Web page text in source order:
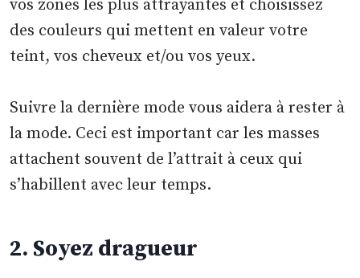
vos zones les plus attrayantes et choisissez
des couleurs qui mettent en valeur votre
teint, vos cheveux et/ou vos yeux.
Suivre la dernière mode vous aidera à rester à
la mode. Ceci est important car les masses
attachent souvent de l’attrait à ceux qui
s’habillent avec leur temps.
2. Soyez dragueur